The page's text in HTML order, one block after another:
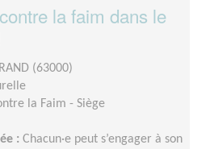
la faim dans le
(63000)
la Faim - Siège
: Chacun·e peut s’engager à son